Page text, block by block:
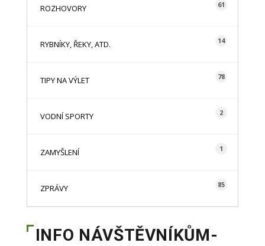
ROZHOVORY 61
RYBNÍKY, ŘEKY, ATD. 14
TIPY NA VÝLET 78
VODNÍ SPORTY 2
ZAMYŠLENÍ 1
ZPRÁVY 85
INFO NÁVŠTĚVNÍKŮM-